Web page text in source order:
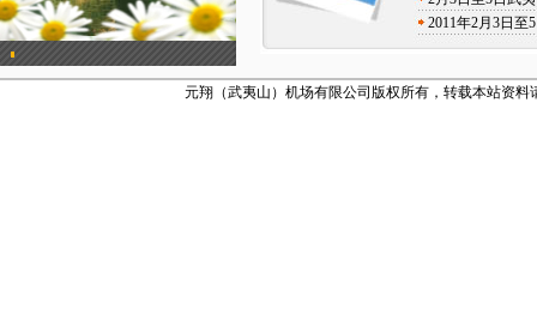
2011年2月3日至
元翔（武夷山）机场有限公司版权所有，转载本站资